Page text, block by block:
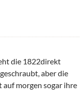
die 1822direkt
aber die
morgen sogar ihre